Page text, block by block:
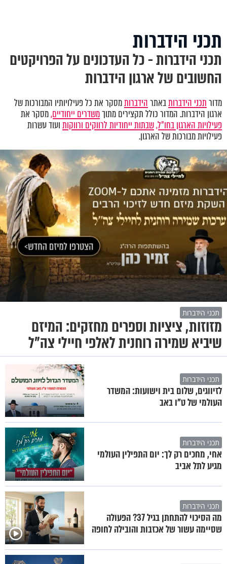
תכני הידברות
תכני הידברות - כל העדכונים על הפרויקטים
החשובים של ארגון הידברות
מדורתכני הידברותבאתרהידברותמסקר את כל פעילויותיו המבורכות של
ארגון הידברות. המדור כולל תקצירים מתוךמשדרים ייחודיים,מסקר את
פעילויות הארגון בחו"ל,שבתות ייחודיות לרווקים ורווקותועוד עשרות
פעילויות מבורכות של הארגון.
תכני הידברות
מזוזות, ציציות וספרים מחזקים: המיזם
שיביא שמירה רוחנית לאלפי חיילי צה"ל
תכני הידברות
לזיווגים, שלום בית וישועות: המשדר
העולמי של ט"ו באב
תכני הידברות
אחי, מחכים רק לך: יום התפילין העולמי
מגיע לתל אביב
תכני הידברות
מה הסיכוי להתחתן בגיל 37? הפעולה
שסיימה עשור של אכזבות והובילה לחופה